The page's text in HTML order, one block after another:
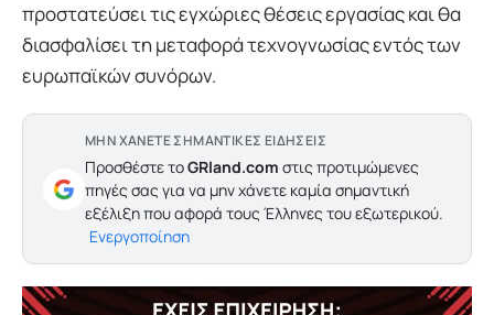
προστατεύσει τις εγχώριες θέσεις εργασίας και θα
διασφαλίσει τη μεταφορά τεχνογνωσίας εντός των
ευρωπαϊκών συνόρων.
ΜΗΝ ΧΑΝΕΤΕ ΣΗΜΑΝΤΙΚΕΣ ΕΙΔΗΣΕΙΣ
Προσθέστε τοGRland.com στις προτιμώμενες
πηγές σας για να μην χάνετε καμία σημαντική
εξέλιξη που αφορά τους Έλληνες του εξωτερικού.
Ενεργοποίηση